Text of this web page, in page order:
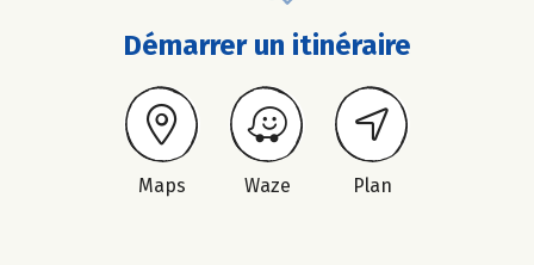
Démarrer un itinéraire
Maps Waze Plan